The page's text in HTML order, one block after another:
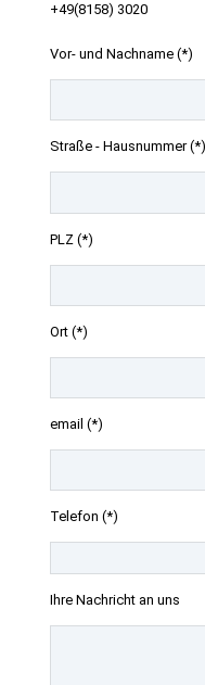
+49(8158) 3020
Vor- und Nachname (*)
Straße - Hausnummer (*)
PLZ (*)
Ort (*)
email (*)
Telefon (*)
Ihre Nachricht an uns